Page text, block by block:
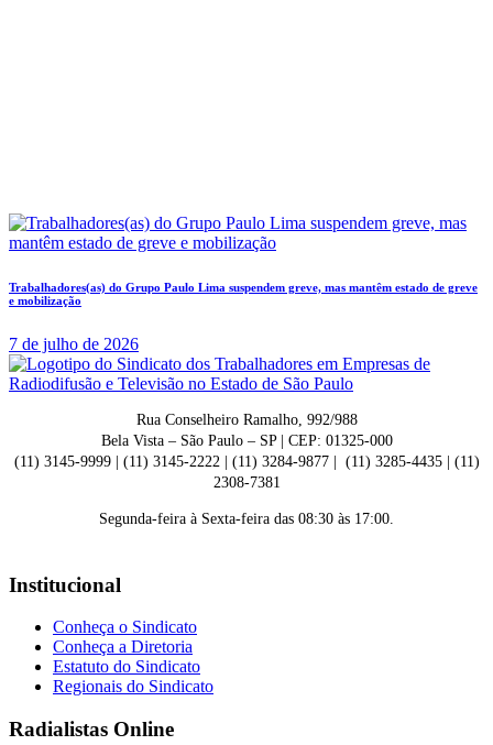
Trabalhadores(as) do Grupo Paulo Lima suspendem greve, mas mantêm estado de greve
e mobilização
7 de julho de 2026
Rua Conselheiro Ramalho, 992/988
Bela Vista – São Paulo – SP | CEP: 01325-000
(11) 3145-9999 | (11) 3145-2222 | (11) 3284-9877 | (11) 3285-4435 | (11)
2308-7381
Segunda-feira à Sexta-feira das 08:30 às 17:00.
Institucional
Conheça o Sindicato
Conheça a Diretoria
Estatuto do Sindicato
Regionais do Sindicato
Radialistas Online